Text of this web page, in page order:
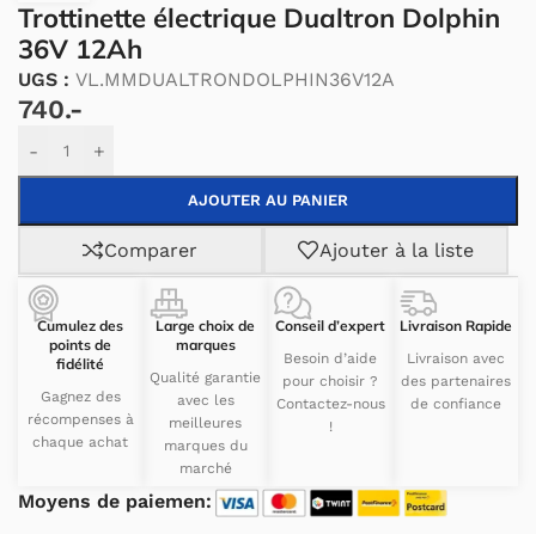
Trottinette électrique Dualtron Dolphin
36V 12Ah
UGS : VL.MMDUALTRONDOLPHIN36V12A
740.-
- +
AJOUTER AU PANIER
Alternative:
Comparer Ajouter à la liste
Cumulez des
points de
fidélité
Gagnez des
récompenses à
chaque achat
Large choix de
marques
Qualité garantie
avec les
meilleures
marques du
marché
Conseil d’expert
Besoin d’aide
pour choisir ?
Contactez-nous
!
Livraison Rapide
Livraison avec
des partenaires
de confiance
Moyens de paiemen: